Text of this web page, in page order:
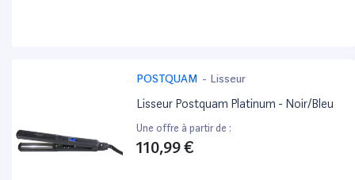
POSTQUAM - Lisseur
Lisseur Postquam Platinum - Noir/Bleu
Une offre à partir de :
110,99 €